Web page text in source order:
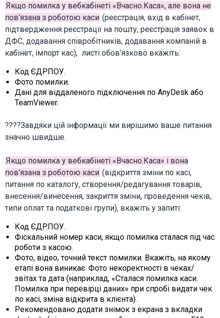
Якщо помилка у вебкабінеті «Вчасно.Каса», але вона не
пов’язана з роботою каси (реєстрація, вхід в кабінет,
підтвердження реєстрації на пошту, реєстрація заявок в
ДФС, додавання співробітників, додавання компаній в
кабінет, імпорт кас), листі обов’язково вкажіть:
Код ЄДРПОУ.
Фото помилки.
Дані для віддаленого підключення по AnyDesk або
TeamViewer.
????Завдяки цій інформації ми вирішимо ваше питання
значно швидше.
Якщо помилка у вебкабінеті «Вчасно.Каса» і вона
пов’язана з роботою каси (відкриття зміни по касі,
питання по каталогу, створення/редагування товарів,
внесення/винесення, закриття зміни, проведення чеків,
типи оплат та податкові групи), вкажіть у запиті:
Код ЄДРПОУ.
Фіскальний номер каси, якщо помилка сталася під час
роботи з касою.
Фото, відео, точний текст помилки. Вкажіть, на якому
етапі вона виникає. Фото некоректності в чеках/
звітах та дата (наприклад, «Сталася помилка каси.
Помилка при перевірці даних» при спробі видати чек
по касі, зміна відкрита в клієнта).
Рекомендовано додати знімок з екрана з вкладки